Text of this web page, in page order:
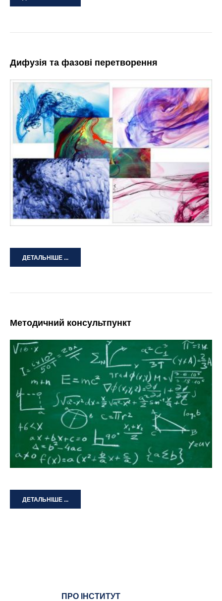
Дифузія та фазові перетворення
ДЕТАЛЬНІШЕ ...
Методичний консультпункт
ДЕТАЛЬНІШЕ ...
ПРО ІНСТИТУТ